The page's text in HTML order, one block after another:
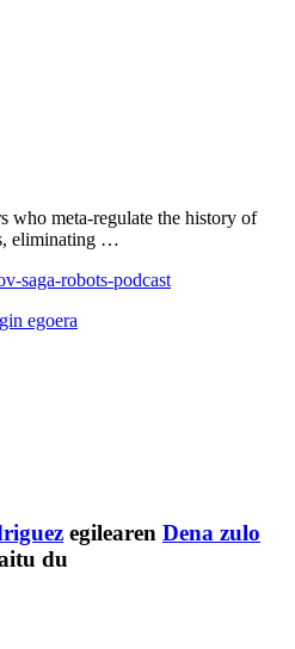
who meta-regulate the history of
eliminating …
saga-robots-podcast
egoera
egilearen Dena zulo
du